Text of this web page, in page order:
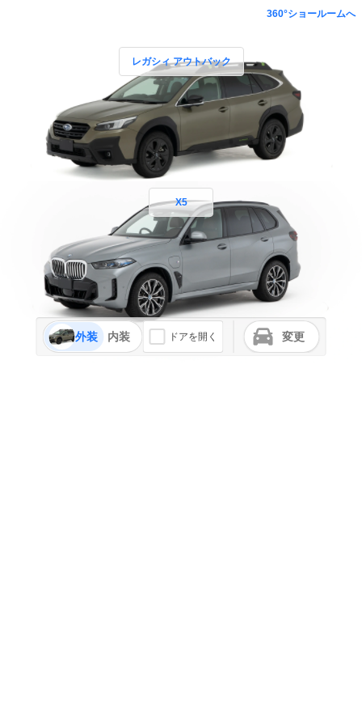
360°ショールームへ
レガシィ アウトバック
X5
外装 内装 ドアを開く 変更